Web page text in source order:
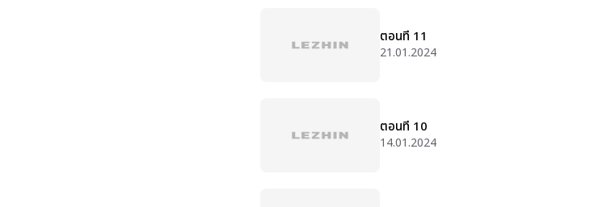
ตอนที่ 11
21.01.2024
ตอนที่ 10
14.01.2024